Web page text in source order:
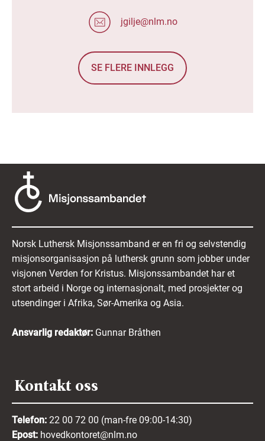
jgilje@nlm.no
SE FLERE INNLEGG
Norsk Luthersk Misjonssamband er en fri og selvstendig
misjonsorganisasjon på luthersk grunn som jobber under
visjonen Verden for Kristus. Misjonssambandet har et
stort arbeid i Norge og internasjonalt, med prosjekter og
utsendinger i Afrika, Sør-Amerika og Asia.
Ansvarlig redaktør: Gunnar Bråthen
Kontakt oss
Telefon: 22 00 72 00 (man-fre 09:00-14:30)
Epost: hovedkontoret@nlm.no